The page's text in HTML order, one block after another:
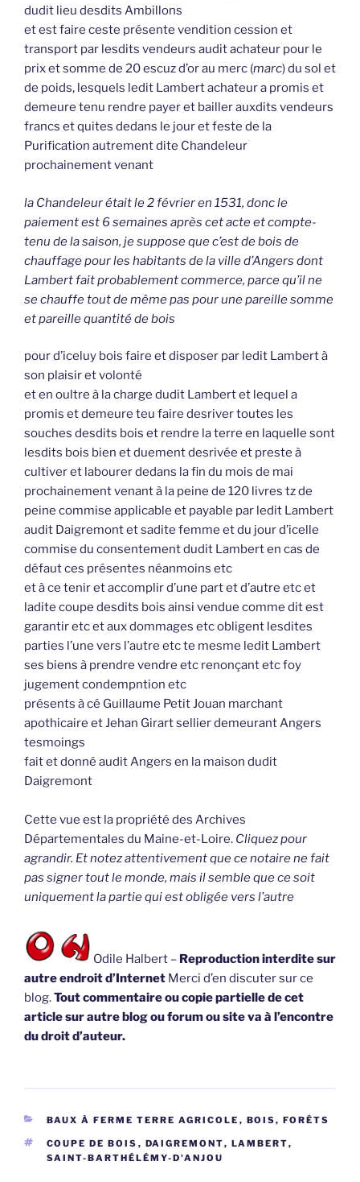
dudit lieu desdits Ambillons
et est faire ceste présente vendition cession et
transport par lesdits vendeurs audit achateur pour le
prix et somme de 20 escuz d’or au merc (marc) du sol et
de poids, lesquels ledit Lambert achateur a promis et
demeure tenu rendre payer et bailler auxdits vendeurs
francs et quites dedans le jour et feste de la
Purification autrement dite Chandeleur
prochainement venant
la Chandeleur était le 2 février en 1531, donc le
paiement est 6 semaines après cet acte et compte-
tenu de la saison, je suppose que c’est de bois de
chauffage pour les habitants de la ville d’Angers dont
Lambert fait probablement commerce, parce qu’il ne
se chauffe tout de même pas pour une pareille somme
et pareille quantité de bois
pour d’iceluy bois faire et disposer par ledit Lambert à
son plaisir et volonté
et en oultre à la charge dudit Lambert et lequel a
promis et demeure teu faire desriver toutes les
souches desdits bois et rendre la terre en laquelle sont
lesdits bois bien et duement desrivée et preste à
cultiver et labourer dedans la fin du mois de mai
prochainement venant à la peine de 120 livres tz de
peine commise applicable et payable par ledit Lambert
audit Daigremont et sadite femme et du jour d’icelle
commise du consentement dudit Lambert en cas de
défaut ces présentes néanmoins etc
et à ce tenir et accomplir d’une part et d’autre etc et
ladite coupe desdits bois ainsi vendue comme dit est
garantir etc et aux dommages etc obligent lesdites
parties l’une vers l’autre etc te mesme ledit Lambert
ses biens à prendre vendre etc renonçant etc foy
jugement condempntion etc
présents à cé Guillaume Petit Jouan marchant
apothicaire et Jehan Girart sellier demeurant Angers
tesmoings
fait et donné audit Angers en la maison dudit
Daigremont
Cette vue est la propriété des Archives
Départementales du Maine-et-Loire. Cliquez pour
agrandir. Et notez attentivement que ce notaire ne fait
pas signer tout le monde, mais il semble que ce soit
uniquement la partie qui est obligée vers l’autre
Odile Halbert – Reproduction interdite sur
autre endroit d’Internet Merci d’en discuter sur ce
blog.Tout commentaire ou copie partielle de cet
article sur autre blog ou forum ou site va à l’encontre
du droit d’auteur.
CATÉGORIES
BAUX À FERME TERRE AGRICOLE , BOIS, FORÊTS
ÉTIQUETTES
COUPE DE BOIS , DAIGREMONT, LAMBERT,
SAINT-BARTHÉLÉMY-D'ANJOU